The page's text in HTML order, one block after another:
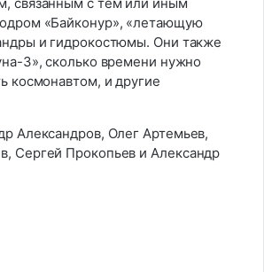
«Байконур», «летающую
и гидрокостюмы. Они также
3», сколько времени нужно
космонавтом, и другие
Александров, Олег Артемьев,
Сергей Прокопьев и Александр